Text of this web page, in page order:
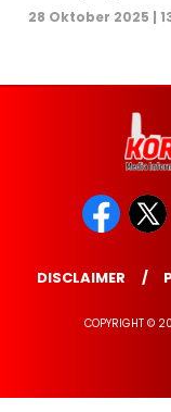
28 Oktober 2025 |
DISCLAIMER
COPYRIGHT ©